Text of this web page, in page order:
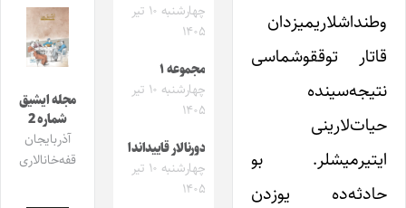
وطنداشلاریمیزدان
قاتار توققوشماسی
نتیجه‌سینده
حیات‌لارینی
ایتیرمیشلر. بو
حادثه‌ده یوزدن
چهارشنبه ۱۰ تیر
۱۴۰۵
مجموعه ۱
چهارشنبه ۱۰ تیر
۱۴۰۵
دورنالار قاییداندا
چهارشنبه ۱۰ تیر
۱۴۰۵
مجله ایشیق
شماره 2
آذربایجان
قفه‌خانالاری